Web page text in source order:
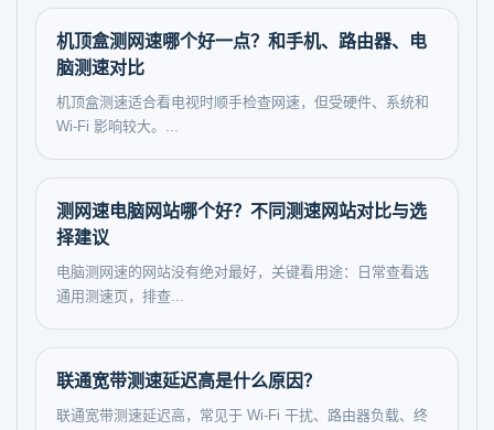
机顶盒测网速哪个好一点？和手机、路由器、电
脑测速对比
机顶盒测速适合看电视时顺手检查网速，但受硬件、系统和
Wi-Fi 影响较大。...
测网速电脑网站哪个好？不同测速网站对比与选
择建议
电脑测网速的网站没有绝对最好，关键看用途：日常查看选
通用测速页，排查...
联通宽带测速延迟高是什么原因？
联通宽带测速延迟高，常见于 Wi-Fi 干扰、路由器负载、终